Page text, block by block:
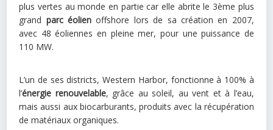
plus vertes au monde en partie car elle abrite le 3ème plus
grand parc éolien offshore lors de sa création en 2007,
avec 48 éoliennes en pleine mer, pour une puissance de
110 MW.
L’un de ses districts, Western Harbor, fonctionne à 100% à
l’énergie renouvelable, grâce au soleil, au vent et à l’eau,
mais aussi aux biocarburants, produits avec la récupération
de matériaux organiques.